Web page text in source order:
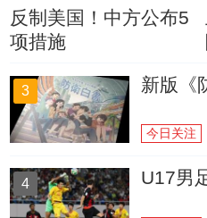
反制美国！中方公布5
项措施
3 新版《
今日关注
4 U17男